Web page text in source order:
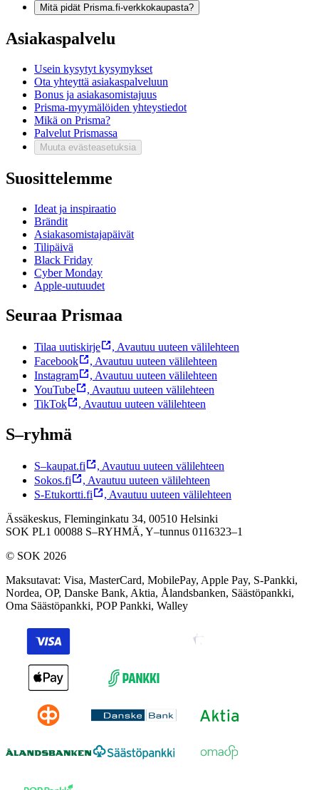
Mitä pidät Prisma.fi-verkkokaupasta?
Asiakaspalvelu
Usein kysytyt kysymykset
Ota yhteyttä asiakaspalveluun
Bonus ja asiakasomistajuus
Prisma-myymälöiden yhteystiedot
Mikä on Prisma?
Palvelut Prismassa
Muuta evästeasetuksia
Suosittelemme
Ideat ja inspiraatio
Brändit
Asiakasomistajapäivät
Tilipäivä
Black Friday
Cyber Monday
Apple-uutuudet
Seuraa Prismaa
Tilaa uutiskirje , Avautuu uuteen välilehteen
Facebook
, Avautuu uuteen välilehteen
Instagram
, Avautuu uuteen välilehteen
YouTube
, Avautuu uuteen välilehteen
TikTok
, Avautuu uuteen välilehteen
S–ryhmä
S–kaupat.fi , Avautuu uuteen välilehteen
Sokos.fi
, Avautuu uuteen välilehteen
S-Etukortti.fi
, Avautuu uuteen välilehteen
Ässäkeskus, Fleminginkatu 34, 00510 Helsinki
SOK PL1 00088 S–RYHMÄ, Y–tunnus 0116323–1
© SOK 2026
Maksutavat: Visa, MasterCard, MobilePay, Apple Pay, S-Pankki,
Nordea, OP, Danske Bank, Aktia, Ålandsbanken, Säästöpankki,
Oma Säästöpankki, POP Pankki, Walley